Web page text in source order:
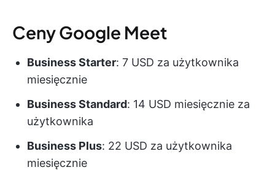
Ceny Google Meet
Business Starter: 7 USD za użytkownika
miesięcznie
Business Standard: 14 USD miesięcznie za
użytkownika
Business Plus: 22 USD za użytkownika
miesięcznie